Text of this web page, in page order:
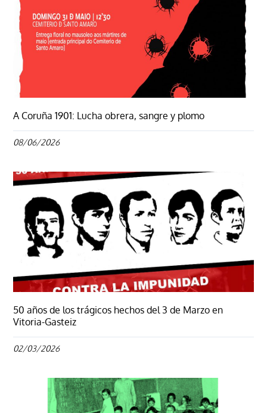
A Coruña 1901: Lucha obrera, sangre y plomo
08/06/2026
50 años de los trágicos hechos del 3 de Marzo en
Vitoria-Gasteiz
02/03/2026